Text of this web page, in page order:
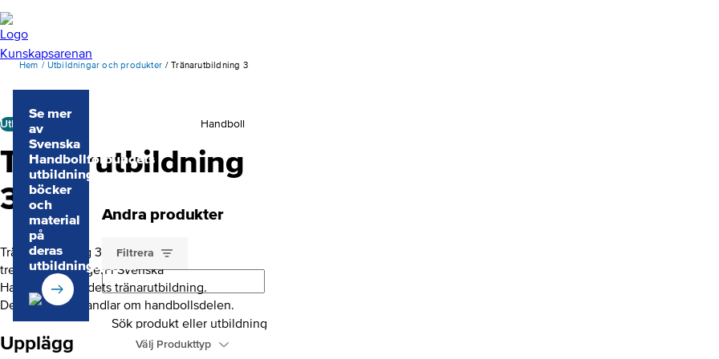
Hem Utbildningar och produkter Tränarutbildning 3
Utbildningspaket Handboll
Tränarutbildning
3
Tränarutbildning 3 är den
tredje utbildningen i Svenska
Handbollförbundets tränarutbildning.
Denna modul handlar om handbollsdelen.
Upplägg
Se mer
av
Svenska
Handbollförbundets
utbildningar,
böcker
och
material
på
deras
utbildningsportal
Andra produkter
Filtrera
Sök produkt eller utbildning
Välj Produkttyp